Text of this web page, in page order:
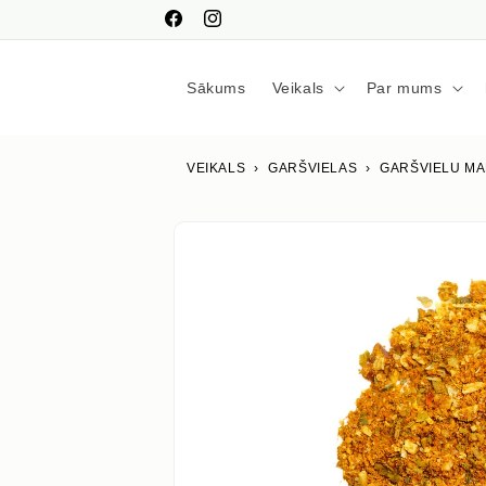
saturu
FacebookInstagram
Sākums Veikals Par mums
VEIKALS › GARŠVIELAS › GARŠVIELU